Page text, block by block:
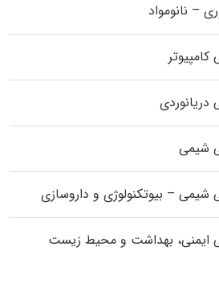
– نانومواد
شیمی
– بیوتکنولوژی و داروسازی
ایمنی، بهداشت و محیط زیست